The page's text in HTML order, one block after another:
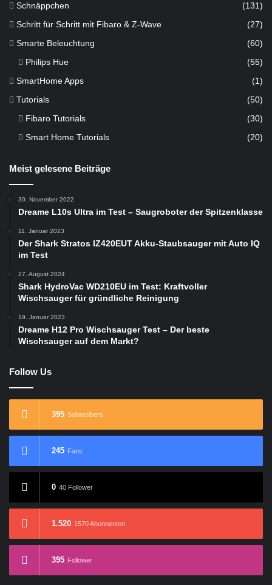
Schnäppchen (131)
Schritt für Schritt mit Fibaro & Z-Wave (27)
Smarte Beleuchtung (60)
Philips Hue (55)
SmartHome Apps (1)
Tutorials (50)
Fibaro Tutorials
(30)
Smart Home Tutorials
(20)
Meist gelesene Beiträge
30. November 2022
Dreame L10s Ultra im Test – Saugroboter der Spitzenklasse
11. Januar 2023
Der Shark Stratos IZ420EUT Akku-Staubsauger mit Auto IQ
im Test
27. August 2024
Shark HydroVac WD210EU im Test: Kraftvoller
Wischsauger für gründliche Reinigung
19. Januar 2023
Dreame H12 Pro Wischsauger Test – Der beste
Wischsauger auf dem Markt?
Follow Us
395 Subscribers
245 Fans
0 40 Follower
1.520 1570 Abonnenten
395 Follower